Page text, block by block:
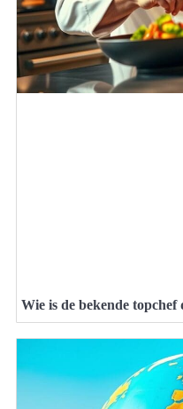
Wie is de bekende